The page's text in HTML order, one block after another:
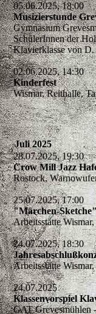
05.06.2025, 18:00
Musizierstunde
Gymnasium
SchülerInnen der
Klavierklasse von
02.06.2025, 14:30
Kinderfest
Wismar, Reithalle,
Juli 2025
28.07.2025, 19:30
Crow Mill Jazz
Rostock,
25.07.2025, 17:00
"Märchen-
Arbeitsstätte
24.07.2025, 18:30
Arbeitsstätte
24.07.2025
Klassenvorspiel
GAT Grevesmühlen